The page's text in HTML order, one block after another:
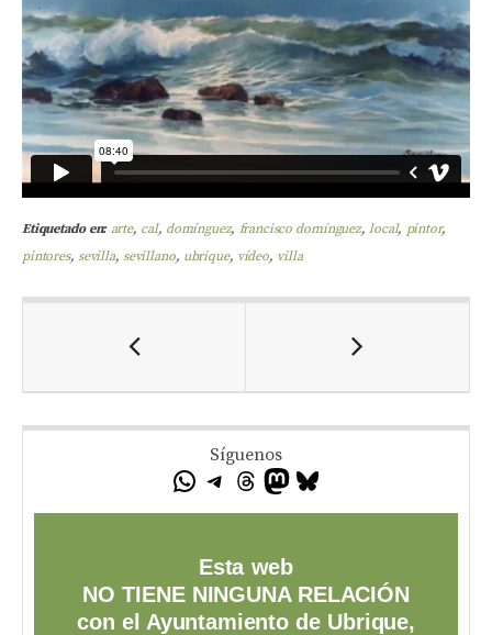
Etiquetado en: arte, cal, domínguez, francisco domínguez,local, pintor,
pintores, sevilla, sevillano, ubrique, vídeo, villa
Síguenos
Esta web
NO TIENE NINGUNA RELACIÓN
con el Ayuntamiento de Ubrique,